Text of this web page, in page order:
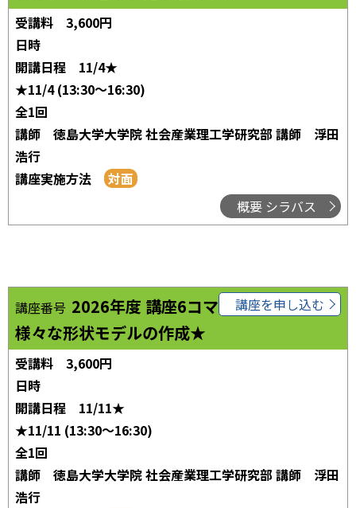
受講料
3,600円
日時
開講日程
11/4★
★11/4 (13:30～16:30)
全1回
講師
徳島大学大学院 社会産業理工学研究部 講師 浮田
浩行
講座実施方法
概要 シラバス
講座番号 2026年度 講座6コマ06
様々な形状モデルの作成★
講座を申し込む
受講料
3,600円
日時
開講日程
11/11★
★11/11 (13:30～16:30)
全1回
講師
徳島大学大学院 社会産業理工学研究部 講師 浮田
浩行